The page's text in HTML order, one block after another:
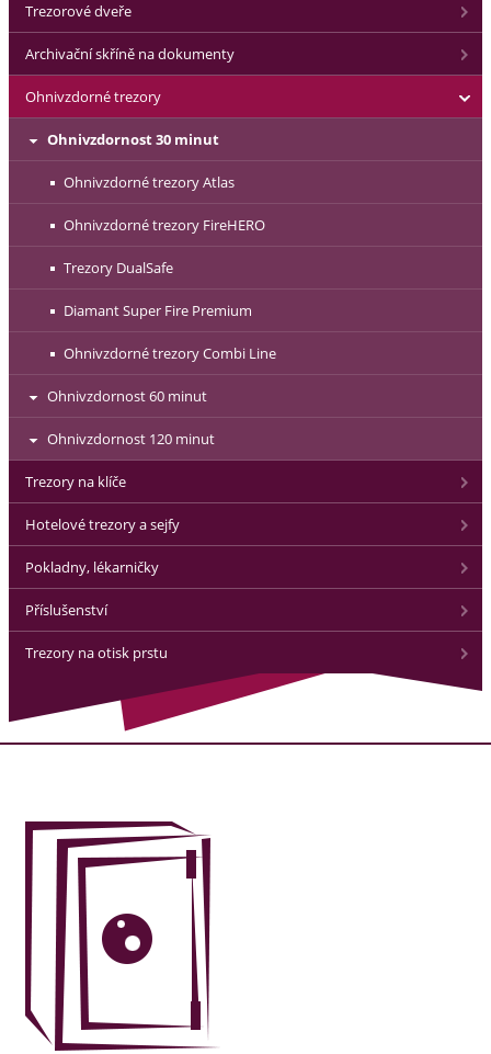
Trezorové dveře
Archivační skříně na dokumenty
Ohnivzdorné trezory
Ohnivzdornost 30 minut
Ohnivzdorné trezory Atlas
Ohnivzdorné trezory FireHERO
Trezory DualSafe
Diamant Super Fire Premium
Ohnivzdorné trezory Combi Line
Ohnivzdornost 60 minut
Ohnivzdornost 120 minut
Trezory na klíče
Hotelové trezory a sejfy
Pokladny, lékarničky
Příslušenství
Trezory na otisk prstu